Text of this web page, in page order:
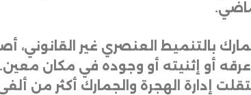
.
بالتنميط العنصري غير القانوني،
أو إثنيته أو وجوده في مكان معين.
إدارة الهجرة والجمارك أكثر